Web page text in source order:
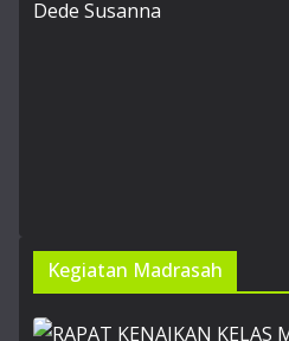
Kegiatan Madrasah